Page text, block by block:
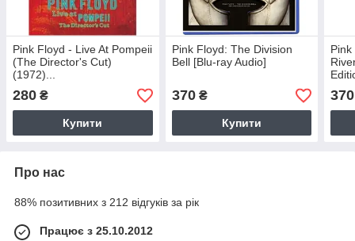
Pink Floyd - Live At Pompeii
(The Director's Cut)
(1972)...
280 ₴
Купити
Pink Floyd: The Division
Bell [Blu-ray Audio]
370₴
Купити
370
Про нас
88% позитивних з 212 відгуків за рік
Працює з 25.10.2012